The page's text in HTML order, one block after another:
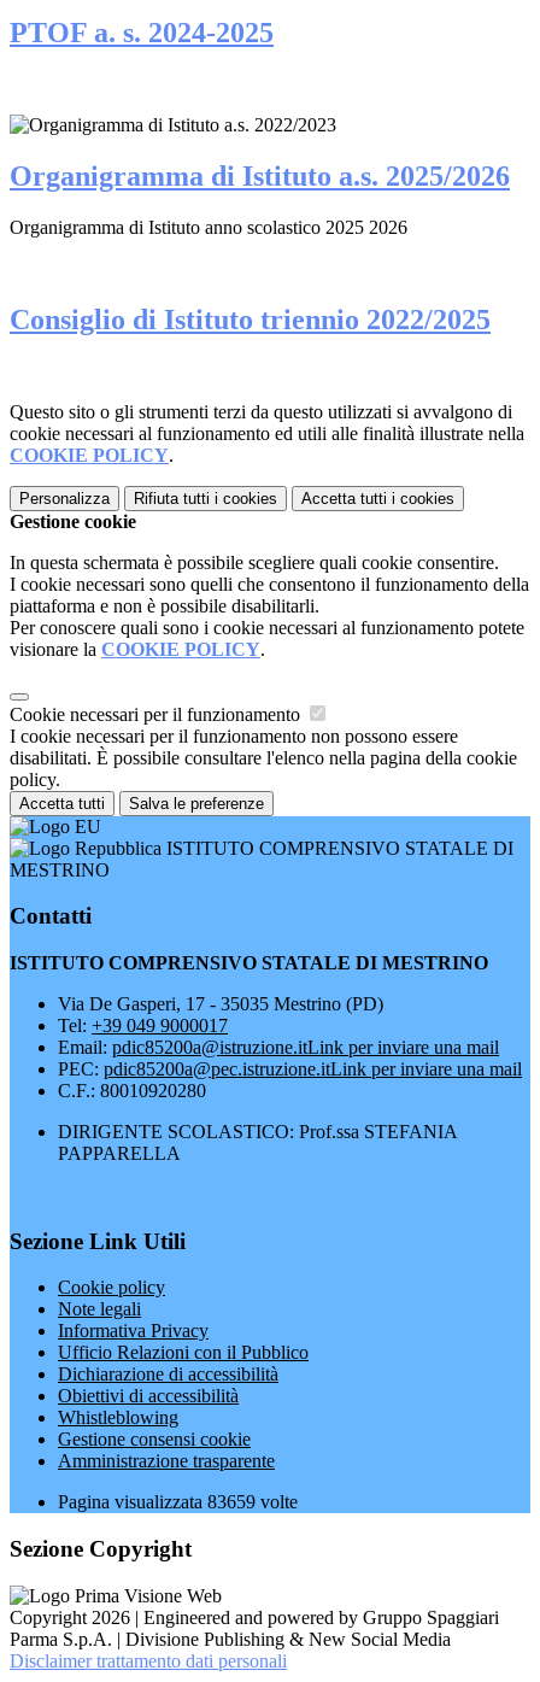
PTOF a. s. 2024-2025
Organigramma di Istituto a.s. 2025/2026
Organigramma di Istituto anno scolastico 2025 2026
Consiglio di Istituto triennio 2022/2025
Questo sito o gli strumenti terzi da questo utilizzati si avvalgono di
cookie necessari al funzionamento ed utili alle finalità illustrate nella
COOKIE POLICY.
Personalizza Rifiuta tutti i cookies Accetta tutti i cookies
Gestione cookie
In questa schermata è possibile scegliere quali cookie consentire.
I cookie necessari sono quelli che consentono il funzionamento della
piattaforma e non è possibile disabilitarli.
Per conoscere quali sono i cookie necessari al funzionamento potete
visionare la COOKIE POLICY.
Cookie necessari per il funzionamento
I cookie necessari per il funzionamento non possono essere
disabilitati. È possibile consultare l'elenco nella pagina della cookie
policy.
Accetta tutti Salva le preferenze
ISTITUTO COMPRENSIVO STATALE DI
MESTRINO
Contatti
ISTITUTO COMPRENSIVO STATALE DI MESTRINO
Via De Gasperi, 17 - 35035 Mestrino (PD)
Tel: +39 049 9000017
Email: pdic85200a@istruzione.itLink per inviare una mail
PEC: pdic85200a@pec.istruzione.itLink per inviare una mail
C.F.: 80010920280
DIRIGENTE SCOLASTICO: Prof.ssa STEFANIA
PAPPARELLA
Sezione Link Utili
Cookie policy
Note legali
Informativa Privacy
Ufficio Relazioni con il Pubblico
Dichiarazione di accessibilità
Obiettivi di accessibilità
Whistleblowing
Gestione consensi cookie
Amministrazione trasparente
Pagina visualizzata 83659 volte
Sezione Copyright
Copyright 2026 | Engineered and powered by Gruppo Spaggiari
Parma S.p.A. | Divisione Publishing & New Social Media
Disclaimer trattamento dati personali